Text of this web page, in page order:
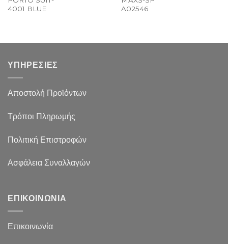
4001 BLUE
A02546
ΥΠΗΡΕΣΙΕΣ
Αποστολή Προϊόντων
Τρόποι Πληρωμής
Πολιτική Επιστροφών
Ασφάλεια Συναλλαγών
ΕΠΙΚΟΙΝΩΝΙΑ
Επικοινωνία